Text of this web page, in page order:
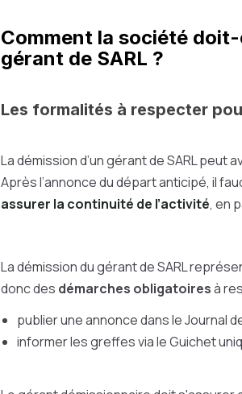
Comment la société
gérant de SARL ?
Les formalités à respecter
La démission d’un gérant de SARL
Après l’annonce du départ anticipé, il
assurer la continuité de l’activité, en
La démission du gérant de SARL
donc des démarches obligatoiresà
publier une annonce dans le Journal
informer les greffes via le Guichet